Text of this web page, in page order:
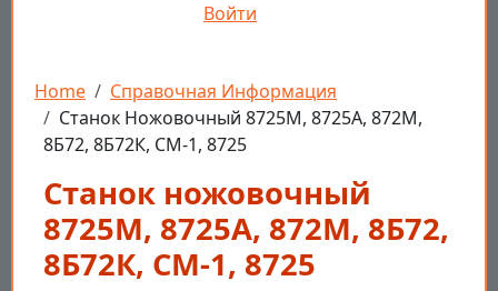
Войти
Строка навигации
Home
Справочная Информация
Станок Ножовочный 8725М, 8725А, 872М,
8Б72, 8Б72К, СМ-1, 8725
Станок ножовочный
8725М, 8725А, 872М, 8Б72,
8Б72К, СМ-1, 8725